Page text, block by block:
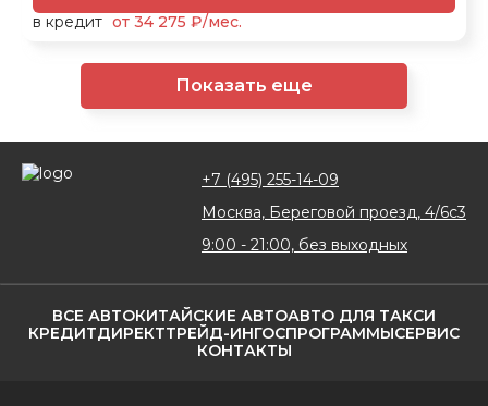
в кредит от 34 275 ₽/мес.
Показать еще
ВСЕ АВТОКИТАЙСКИЕ АВТОАВТО ДЛЯ ТАКСИ
КРЕДИТДИРЕКТТРЕЙД-ИНГОСПРОГРАММЫСЕРВИС
КОНТАКТЫ
+7 (495) 255-14-09
Москва, Береговой проезд, 4/6с3
9:00 - 21:00, без выходных